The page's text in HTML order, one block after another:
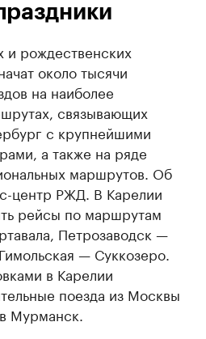
и рождественских
около тысячи
на наиболее
связывающих
с крупнейшими
а также на ряде
маршрутов. Об
центр РЖД. В Карелии
рейсы по маршрутам
Петрозаводск —
— Суккозеро.
в Карелии
поезда из Москвы
Мурманск.